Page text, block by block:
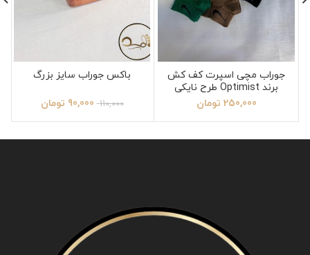
جوراب مچی اسپرت کف کش
برند Optimist طرح نایکی
250,000 تومان
باکس جوراب سایز بزرگ
110,000
90,000 تومان